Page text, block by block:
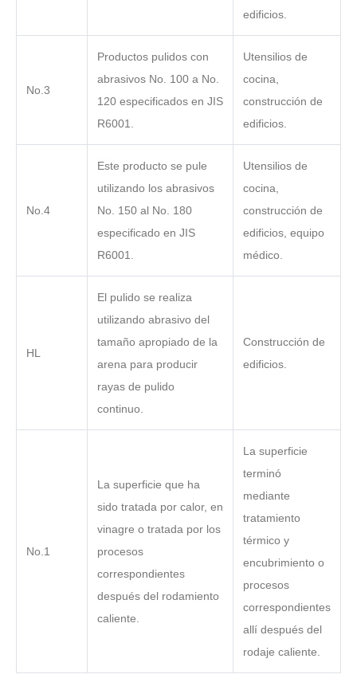
edificios.
No.3
Productos pulidos con
abrasivos No. 100 a No.
120 especificados en JIS
R6001.
Utensilios de
cocina,
construcción de
edificios.
No.4
Este producto se pule
utilizando los abrasivos
No. 150 al No. 180
especificado en JIS
R6001.
Utensilios de
cocina,
construcción de
edificios, equipo
médico.
HL
El pulido se realiza
utilizando abrasivo del
tamaño apropiado de la
arena para producir
rayas de pulido
continuo.
Construcción de
edificios.
No.1
La superficie que ha
sido tratada por calor, en
vinagre o tratada por los
procesos
correspondientes
después del rodamiento
caliente.
La superficie
terminó
mediante
tratamiento
térmico y
encubrimiento o
procesos
correspondientes
allí después del
rodaje caliente.